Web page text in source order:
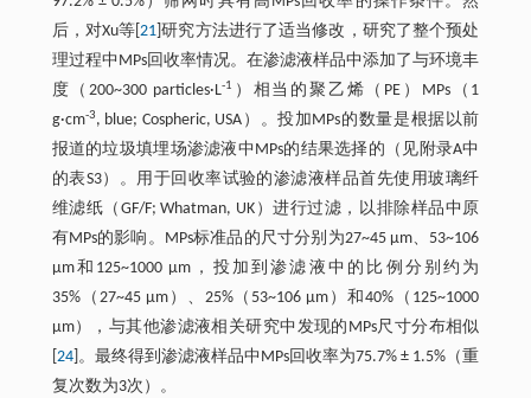
后，对Xu等[21 ]研究方法进行了适当修改，研究了整个预处
理过程中MPs回收率情况。在渗滤液样品中添加了与环境丰
度（200~300 particles·L-1 ）相当的聚乙烯（PE）MPs（1
g·cm-3, blue; Cospheric, USA）。投加MPs的数量是根据以前
报道的垃圾填埋场渗滤液中MPs的结果选择的（见附录A中
的表S3）。用于回收率试验的渗滤液样品首先使用玻璃纤
维滤纸（GF/F; Whatman, UK）进行过滤，以排除样品中原
有MPs的影响。MPs标准品的尺寸分别为27~45 μm、53~106
μm和125~1000 μm，投加到渗滤液中的比例分别约为
35%（27~45 μm）、25%（53~106 μm）和40%（125~1000
μm），与其他渗滤液相关研究中发现的MPs尺寸分布相似
24]。最终得到渗滤液样品中MPs回收率为75.7% ± 1.5%（重
复次数为3次）。